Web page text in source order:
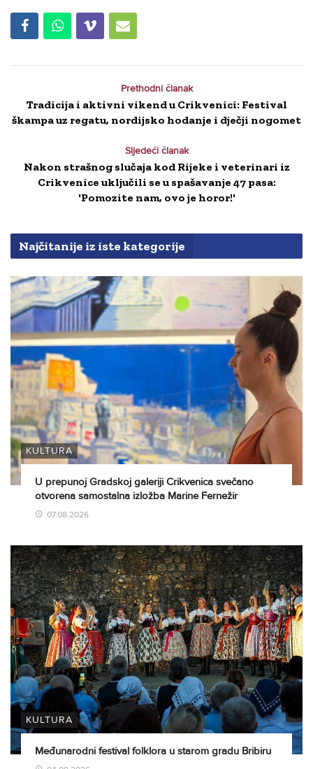
Prethodni članak
Tradicija i aktivni vikend u Crikvenici: Festival
škampa uz regatu, nordijsko hodanje i dječji nogomet
Sljedeći članak
Nakon strašnog slučaja kod Rijeke i veterinari iz
Crikvenice uključili se u spašavanje 47 pasa:
'Pomozite nam, ovo je horor!'
Najčitanije iz iste kategorije
KULTURA
U prepunoj Gradskoj galeriji Crikvenica svečano
otvorena samostalna izložba Marine Fernežir
07.08.2026
KULTURA
Međunarodni festival folklora u starom gradu Bribiru